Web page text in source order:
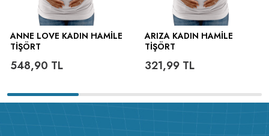
ANNE LOVE KADIN HAMILE
TIŞÖRT
548,90 TL
ARIZA KADIN HAMILE
TIŞÖRT
321,99TL